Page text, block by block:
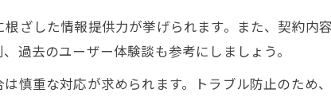
ざした情報提供力が挙げられます。また、契約内
過去のユーザー体験談も参考にしましょう。
慎重な対応が求められます。トラブル防止のため